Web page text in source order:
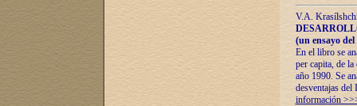
V.A.
(un ensayo
En el libro se
per capita, de
año 1990. Se
desventajas
información